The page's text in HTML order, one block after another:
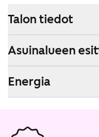
Talon tiedot
Asuinalueen
Energia